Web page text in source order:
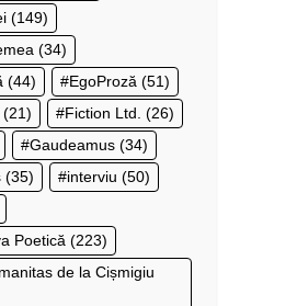
(149)
(34)
(44) EgoProză (51)
(21) Fiction Ltd. (26)
Gaudeamus (34)
(35) interviu (50)
Poetică (223)
de la Cișmigiu